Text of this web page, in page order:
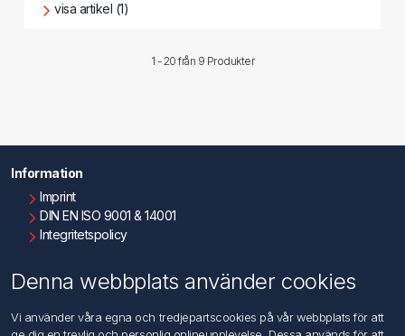
visa artikel (1)
1 - 20 från 9 Produkter
Information
Imprint
DIN EN ISO 9001 & 14001
Integritetspolicy
Kontakta oss
Denna webbplats använder cookies
Vi använder våra egna och tredjepartscookies på vår webbplats för att